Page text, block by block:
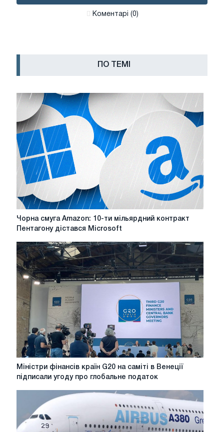
Коментарі (0)
ПО ТЕМІ
Чорна
смуга
10-
ти
мільярдний
контракт
Пентагону
дістався
Microsoft
Чорна смуга Amazon: 10-ти мільярдний контракт
Пентагону дістався Microsoft
Міністри
фінансів
саміті
в
Міністри фінансів країн G20 на саміті в Венеції
підписали угоду про глобальне податок